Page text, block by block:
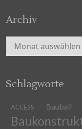
Archiv
Archiv
Schlagworte
ACCESS Bauball